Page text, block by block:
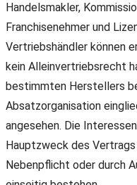
Handelsmakler,
Franchisenehmer und
Vertriebshändler können
kein Alleinvertriebsrecht
bestimmten Herstellers
Absatzorganisation
angesehen. Die
Hauptzweck des
Nebenpflicht oder durch